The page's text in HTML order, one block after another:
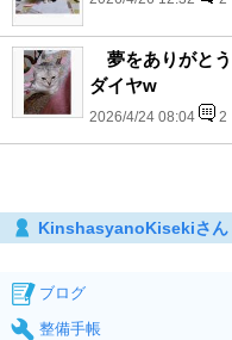
夢をありがと
ダイヤw
2026/4/24 08:04 2
KinshasyanoKisekiさん
ブログ
整備手帳